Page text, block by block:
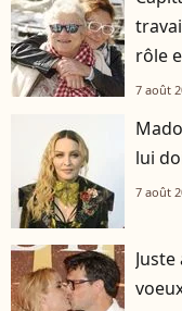
rôle
7 août
lui
7 août